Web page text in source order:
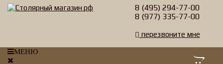
8 (495) 294-77-00
8 (977) 335-77-00
перезвоните мне
МЕНЮ